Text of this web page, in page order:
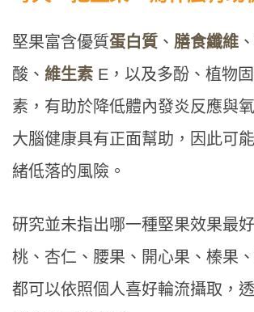
堅果富含優質蛋白質 、 膳食纖維
酸、 維生素 E，以及多酚、植物
素，有助於降低體內發炎反應與
大腦健康具有正面幫助，因此可
緒低落的風險。
研究並未指出哪一種堅果效果最
桃、杏仁、腰果、開心果、榛果
都可以依照個人喜好輪流攝取，